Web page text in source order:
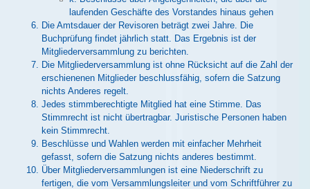
laufenden Geschäfte des Vorstandes hinaus gehen
Die Amtsdauer der Revisoren beträgt zwei Jahre. Die
Buchprüfung findet jährlich statt. Das Ergebnis ist der
Mitgliederversammlung zu berichten.
Die Mitgliederversammlung ist ohne Rücksicht auf die Zahl der
erschienenen Mitglieder beschlussfähig, sofern die Satzung
nichts Anderes regelt.
Jedes stimmberechtigte Mitglied hat eine Stimme. Das
Stimmrecht ist nicht übertragbar. Juristische Personen haben
kein Stimmrecht.
Beschlüsse und Wahlen werden mit einfacher Mehrheit
gefasst, sofern die Satzung nichts anderes bestimmt.
Über Mitgliederversammlungen ist eine Niederschrift zu
fertigen, die vom Versammlungsleiter und vom Schriftführer zu